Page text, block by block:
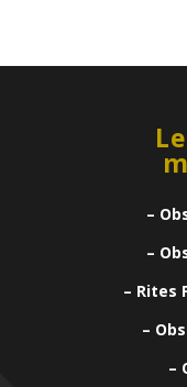
–
–
– Rites
–
–